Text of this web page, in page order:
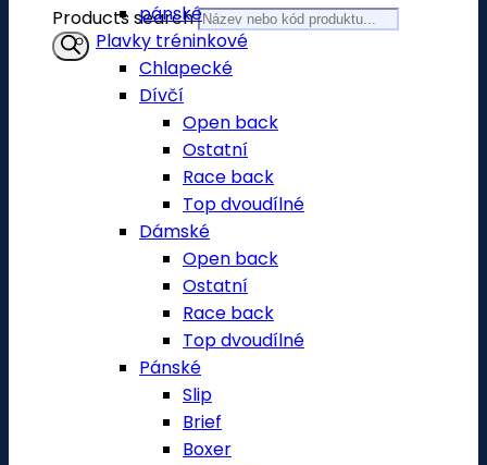
Products search
pánské
Plavky tréninkové
Chlapecké
Dívčí
Open back
Ostatní
Race back
Top dvoudílné
Dámské
Open back
Ostatní
Race back
Top dvoudílné
Pánské
Slip
Brief
Boxer